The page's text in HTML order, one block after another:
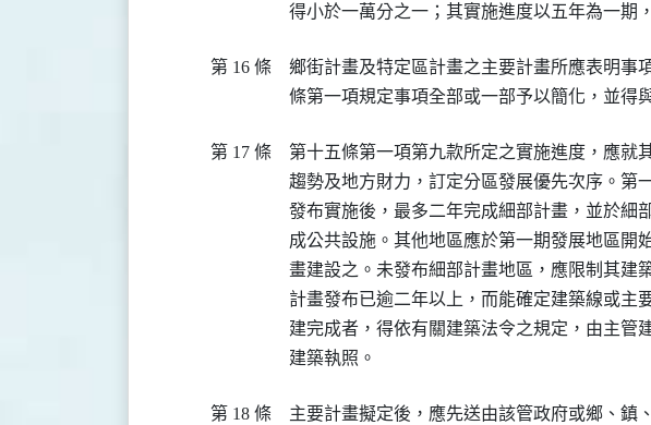
得小於一萬分之一；其實施進度以五年為一期
第 16 條
鄉街計畫及特定區計畫之主要計畫所應表明事
第 17 條
第十五條第一項第九款所定之實施進度，應就
趨勢及地方財力，訂定分區發展優先次序。第
發布實施後，最多二年完成細部計畫，並於細
成公共設施。其他地區應於第一期發展地區開
畫建設之。未發布細部計畫地區，應限制其建
計畫發布已逾二年以上，而能確定建築線或主
建完成者，得依有關建築法令之規定，由主管
第 18 條
主要計畫擬定後，應先送由該管政府或鄉、鎮